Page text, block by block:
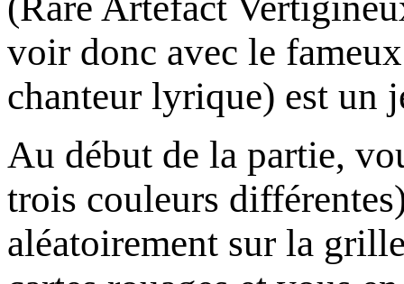
voir donc avec le
chanteur lyrique) est un
Au début de la partie,
trois couleurs
aléatoirement sur la